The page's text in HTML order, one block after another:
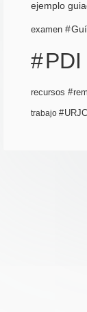
ejemplo
examen
PDI
recursos
trabajo